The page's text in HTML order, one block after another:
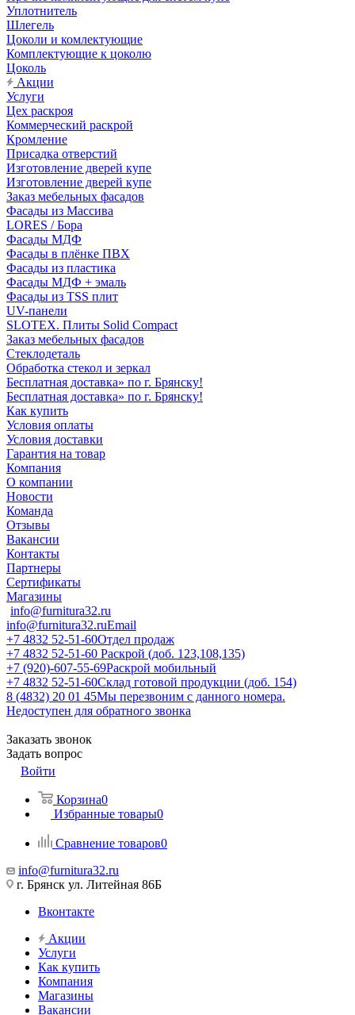
Уплотнитель
Шлегель
Цоколи и комлектующие
Комплектующие к цоколю
Цоколь
Акции
Услуги
Цех раскроя
Коммерческий раскрой
Кромление
Присадка отверстий
Изготовление дверей купе
Изготовление дверей купе
Заказ мебельных фасадов
Фасады из Массива
LORES / Бора
Фасады МДФ
Фасады в плёнке ПВХ
Фасады из пластика
Фасады МДФ + эмаль
Фасады из TSS плит
UV-панели
SLOTEX. Плиты Solid Compact
Заказ мебельных фасадов
Стеклодеталь
Обработка стекол и зеркал
Бесплатная доставка» по г. Брянску!
Бесплатная доставка» по г. Брянску!
Как купить
Условия оплаты
Условия доставки
Гарантия на товар
Компания
О компании
Новости
Команда
Отзывы
Вакансии
Контакты
Партнеры
Сертификаты
Магазины
info@furnitura32.ru
info@furnitura32.ruEmail
+7 4832 52-51-60Отдел продаж
+7 4832 52-51-60 Раскрой (доб. 123,108,135)
+7 (920)-607-55-69Раскрой мобильный
+7 4832 52-51-60Склад готовой продукции (доб. 154)
8 (4832) 20 01 45Мы перезвоним с данного номера.
Недоступен для обратного звонка
Заказать звонок
Задать вопрос
Войти
Корзина0
Избранные товары0
Сравнение товаров0
info@furnitura32.ru
г. Брянск ул. Литейная 86Б
Вконтакте
Акции
Услуги
Как купить
Компания
Магазины
Вакансии